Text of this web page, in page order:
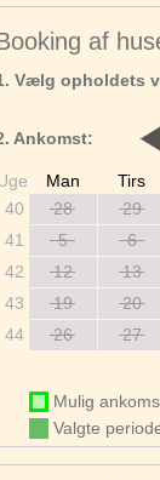
af
Vælg opholdets
Ankomst:
Man Tirs
40
28 29
41
5 6
42
12 13
43
19 20
44
26 27
Mulig
Valgte